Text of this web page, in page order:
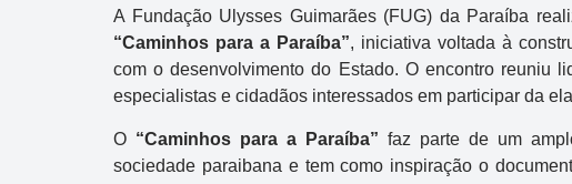
A Fundação Ulysses Guimarães (FUG) da Paraíba
“Caminhos para a Paraíba”, iniciativa voltada à
com o desenvolvimento do Estado. O encontro reuniu
especialistas e cidadãos interessados em participar da
O “Caminhos para a Paraíba” faz parte de um
sociedade paraibana e tem como inspiração o